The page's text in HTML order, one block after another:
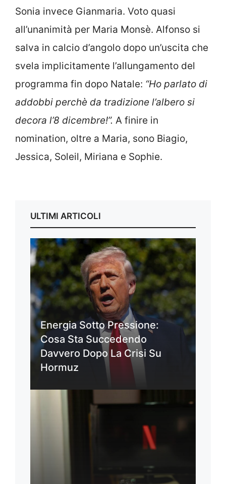
Sonia invece Gianmaria. Voto quasi
all’unanimità per Maria Monsè. Alfonso si
salva in calcio d’angolo dopo un’uscita che
svela implicitamente l’allungamento del
programma fin dopo Natale: “Ho parlato di
addobbi perchè da tradizione l’albero si
decora l’8 dicembre!”. A finire in
nomination, oltre a Maria, sono Biagio,
Jessica, Soleil, Miriana e Sophie.
ULTIMI ARTICOLI
Energia Sotto Pressione:
Cosa Sta Succedendo
Davvero Dopo La Crisi Su
Hormuz